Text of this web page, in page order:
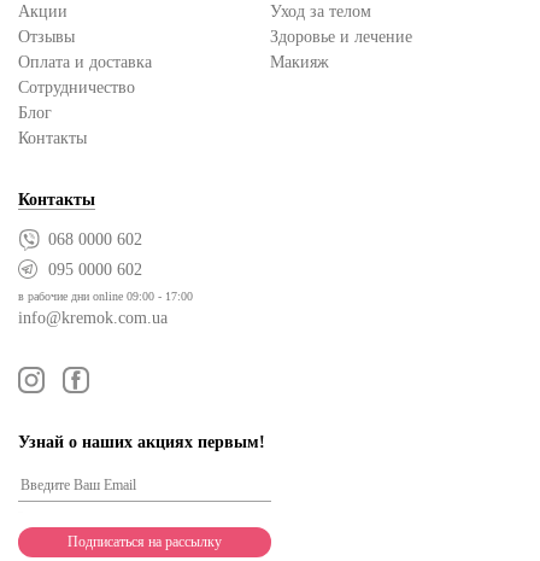
Акции
Отзывы
Оплата и доставка
Сотрудничество
Блог
Контакты
Уход за телом
Здоровье и лечение
Макияж
Контакты
068 0000 602
095 0000 602
в рабочие дни online 09:00 - 17:00
info@kremok.com.ua
Узнай о наших акциях первым!